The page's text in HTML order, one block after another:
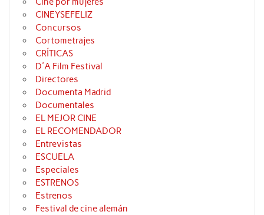
CINEYSEFELIZ
Concursos
Cortometrajes
CRÍTICAS
D'A Film Festival
Directores
Documenta Madrid
Documentales
EL MEJOR CINE
EL RECOMENDADOR
Entrevistas
ESCUELA
Especiales
ESTRENOS
Estrenos
Festival de cine alemán